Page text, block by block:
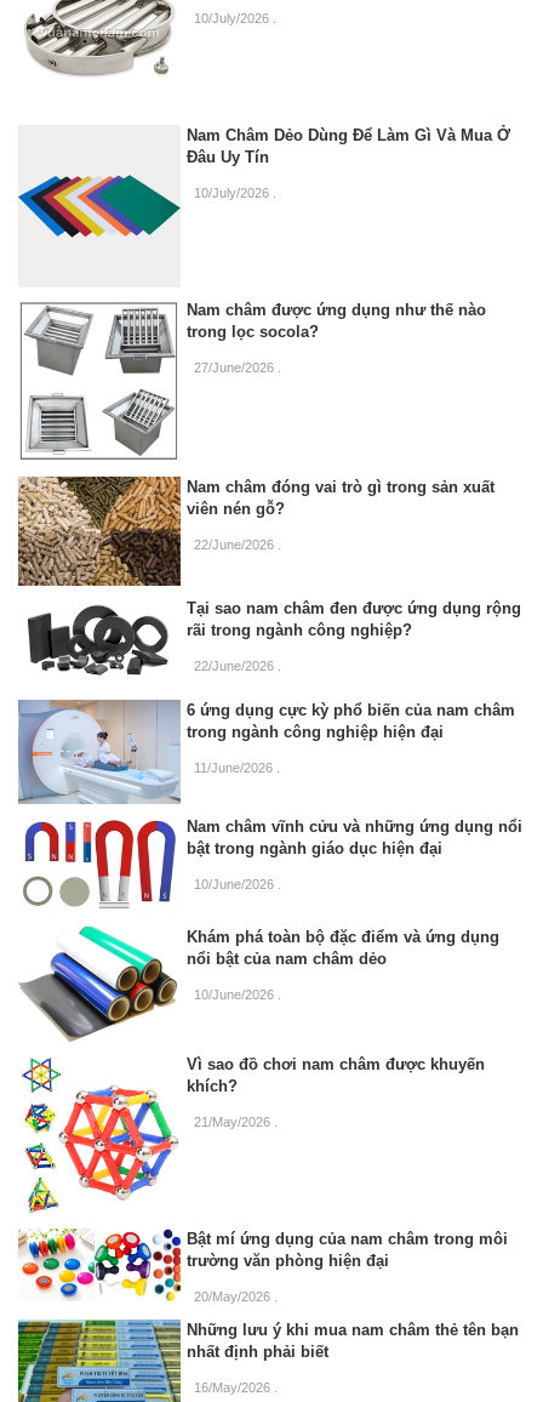
10/July/2026
Nam Châm Dẻo Dùng Để Làm Gì Và Mua Ở
Đâu Uy Tín
10/July/2026
Nam châm được ứng dụng như thế nào
trong lọc socola?
27/June/2026
Nam châm đóng vai trò gì trong sản xuất
viên nén gỗ?
22/June/2026
Tại sao nam châm đen được ứng dụng rộng
rãi trong ngành công nghiệp?
22/June/2026
6 ứng dụng cực kỳ phổ biến của nam châm
trong ngành công nghiệp hiện đại
11/June/2026
Nam châm vĩnh cửu và những ứng dụng nổi
bật trong ngành giáo dục hiện đại
10/June/2026
Khám phá toàn bộ đặc điểm và ứng dụng
nổi bật của nam châm dẻo
10/June/2026 .
Vì sao đồ chơi nam châm được khuyến
khích?
21/May/2026
Bật mí ứng dụng của nam châm trong môi
trường văn phòng hiện đại
20/May/2026
Những lưu ý khi mua nam châm thẻ tên bạn
nhất định phải biết
16/May/2026